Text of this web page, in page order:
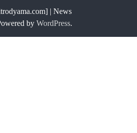
| News
by WordPress.